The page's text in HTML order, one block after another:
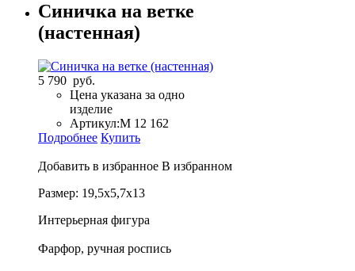
Синичка на ветке
(настенная)
5 790 руб.
Цена указана за одно
изделие
Артикул:М 12 162
Подробнее Купить
Добавить в избранное В избранном
Размер: 19,5х5,7х13
Интерьерная фигура
Фарфор, ручная роспись